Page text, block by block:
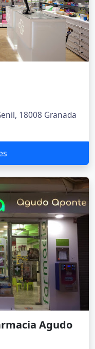
18008 Granada
Agudo